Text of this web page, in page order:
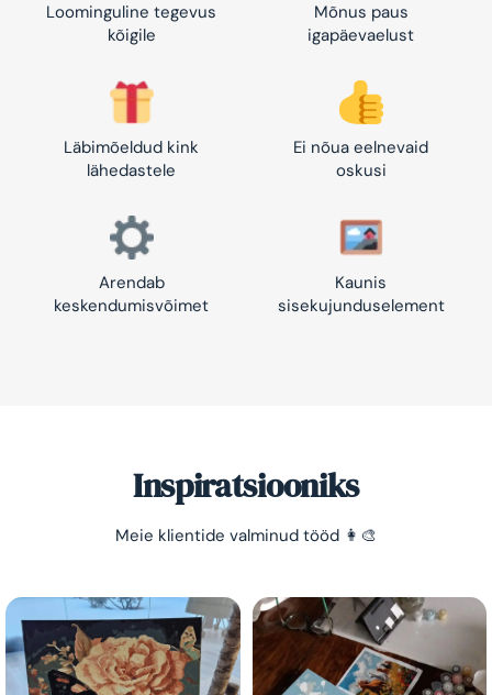
Loominguline tegevus
kõigile
Mõnus paus
igapäevaelust
Läbimõeldud kink
lähedastele
Ei nõua eelnevaid
oskusi
Arendab
keskendumisvõimet
Kaunis
sisekujunduselement
Inspiratsiooniks
Meie klientide valminud tööd 👩‍🎨
Säästa -10%!